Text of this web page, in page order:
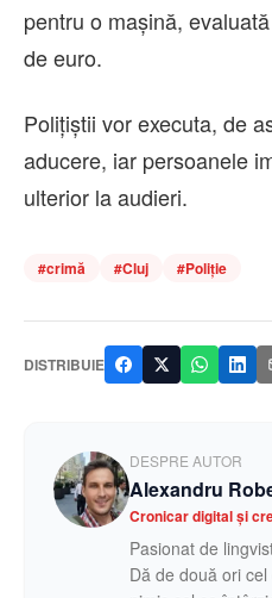
pentru o mașină,
de euro.
Polițiștii vor executa, de
aducere, iar persoanele
ulterior la audieri.
#crimă #Cluj #Poliție
DISTRIBUIE
DESPRE AUTOR
Alexandru
Cronicar digital și
Pasionat de
Dă de două ori